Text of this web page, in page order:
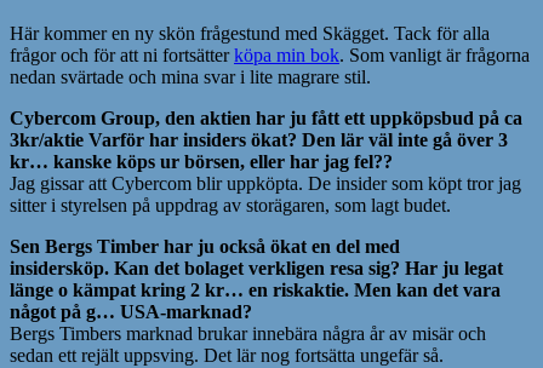
Här kommer en ny skön frågestund med Skägget. Tack för alla
frågor och för att ni fortsätterköpa min bok. Som vanligt är frågorna
nedan svärtade och mina svar i lite magrare stil.
Cybercom Group, den aktien har ju fått ett uppköpsbud på ca
3kr/aktie Varför har insiders ökat? Den lär väl inte gå över 3
kr… kanske köps ur börsen, eller har jag fel??
Jag gissar att Cybercom blir uppköpta. De insider som köpt tror jag
sitter i styrelsen på uppdrag av storägaren, som lagt budet.
Sen Bergs Timber har ju också ökat en del med
insidersköp. Kan det bolaget verkligen resa sig? Har ju legat
länge o kämpat kring 2 kr… en riskaktie. Men kan det vara
något på g… USA-marknad?
Bergs Timbers marknad brukar innebära några år av misär och
sedan ett rejält uppsving. Det lär nog fortsätta ungefär så.